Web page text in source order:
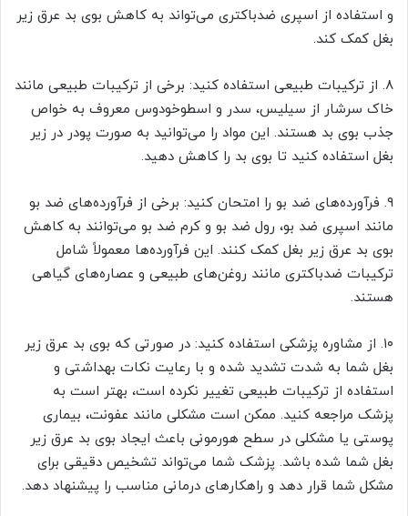
و استفاده از اسپری ضدباکتری می‌تواند به کاهش بوی بد عرق زیر
بغل کمک کند.
۸. از ترکیبات طبیعی استفاده کنید: برخی از ترکیبات طبیعی مانند
خاک سرشار از سیلیس، سدر و اسطوخودوس معروف به خواص
جذب بوی بد هستند. این مواد را می‌توانید به صورت پودر در زیر
بغل استفاده کنید تا بوی بد را کاهش دهید.
۹. فرآورده‌های ضد بو را امتحان کنید: برخی از فرآورده‌های ضد بو
مانند اسپری ضد بو، رول ضد بو و کرم ضد بو می‌توانند به کاهش
بوی بد عرق زیر بغل کمک کنند. این فرآورده‌ها معمولاً شامل
ترکیبات ضدباکتری مانند روغن‌های طبیعی و عصاره‌های گیاهی
هستند.
۱۰. از مشاوره پزشکی استفاده کنید: در صورتی که بوی بد عرق زیر
بغل شما به شدت تشدید شده و با رعایت نکات بهداشتی و
استفاده از ترکیبات طبیعی تغییر نکرده است، بهتر است به
پزشک مراجعه کنید. ممکن است مشکلی مانند عفونت، بیماری
پوستی یا مشکلی در سطح هورمونی باعث ایجاد بوی بد عرق زیر
بغل شما شده باشد. پزشک شما می‌تواند تشخیص دقیقی برای
مشکل شما قرار دهد و راهکارهای درمانی مناسب را پیشنهاد دهد.